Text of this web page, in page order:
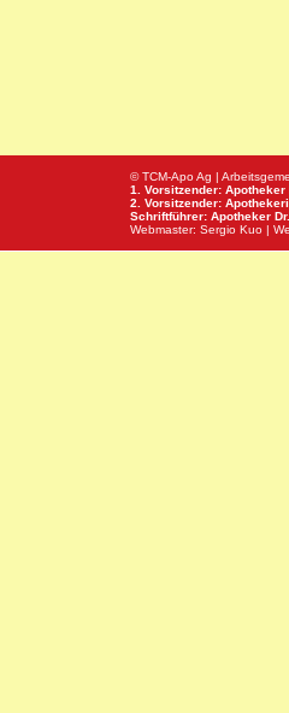
© TCM-Apo Ag |
1. Vorsitzender: Apotheker
2. Vorsitzender:
Schriftführer: Apotheker
Webmaster: Sergio Kuo |